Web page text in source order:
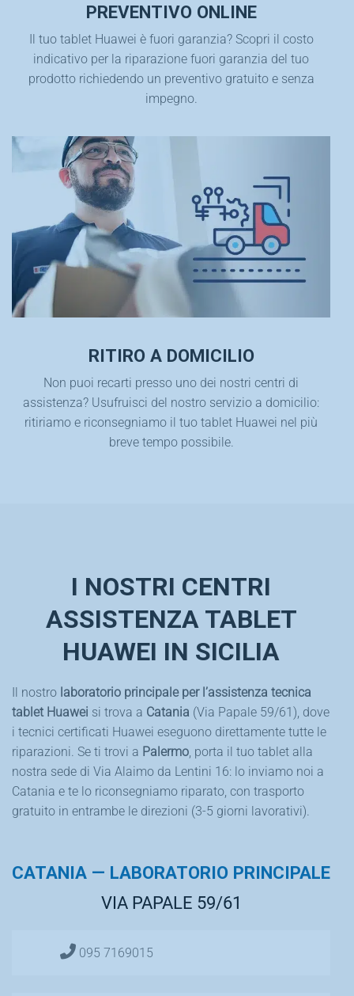
PREVENTIVO ONLINE
Il tuo tablet Huawei è fuori garanzia? Scopri il costo
indicativo per la riparazione fuori garanzia del tuo
prodotto richiedendo un preventivo gratuito e senza
impegno.
RITIRO A DOMICILIO
Non puoi recarti presso uno dei nostri centri di
assistenza? Usufruisci del nostro servizio a domicilio:
ritiriamo e riconsegniamo il tuo tablet Huawei nel più
breve tempo possibile.
I NOSTRI CENTRI
ASSISTENZA TABLET
HUAWEI IN SICILIA
Il nostro laboratorio principale per l’assistenza tecnica
tablet Huawei si trova a Catania (Via Papale 59/61), dove
i tecnici certificati Huawei eseguono direttamente tutte le
riparazioni. Se ti trovi a Palermo, porta il tuo tablet alla
nostra sede di Via Alaimo da Lentini 16: lo inviamo noi a
Catania e te lo riconsegniamo riparato, con trasporto
gratuito in entrambe le direzioni (3-5 giorni lavorativi).
CATANIA — LABORATORIO PRINCIPALE
VIA PAPALE 59/61
095 7169015